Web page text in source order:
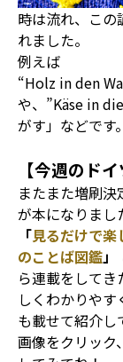
時は流れ、この
れました。
例えば
“Holz in den
や、”Käse in
がす」などです。
【今週のドイ
またまた増刷
が本になりまし
「見るだけで楽
のことば図鑑」
ら連載をして
しくわかりや
も載せて紹介し
画像をクリック